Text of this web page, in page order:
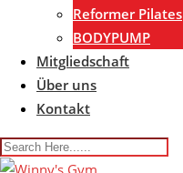
Reformer Pilates
BODYPUMP
Mitgliedschaft
Über uns
Kontakt